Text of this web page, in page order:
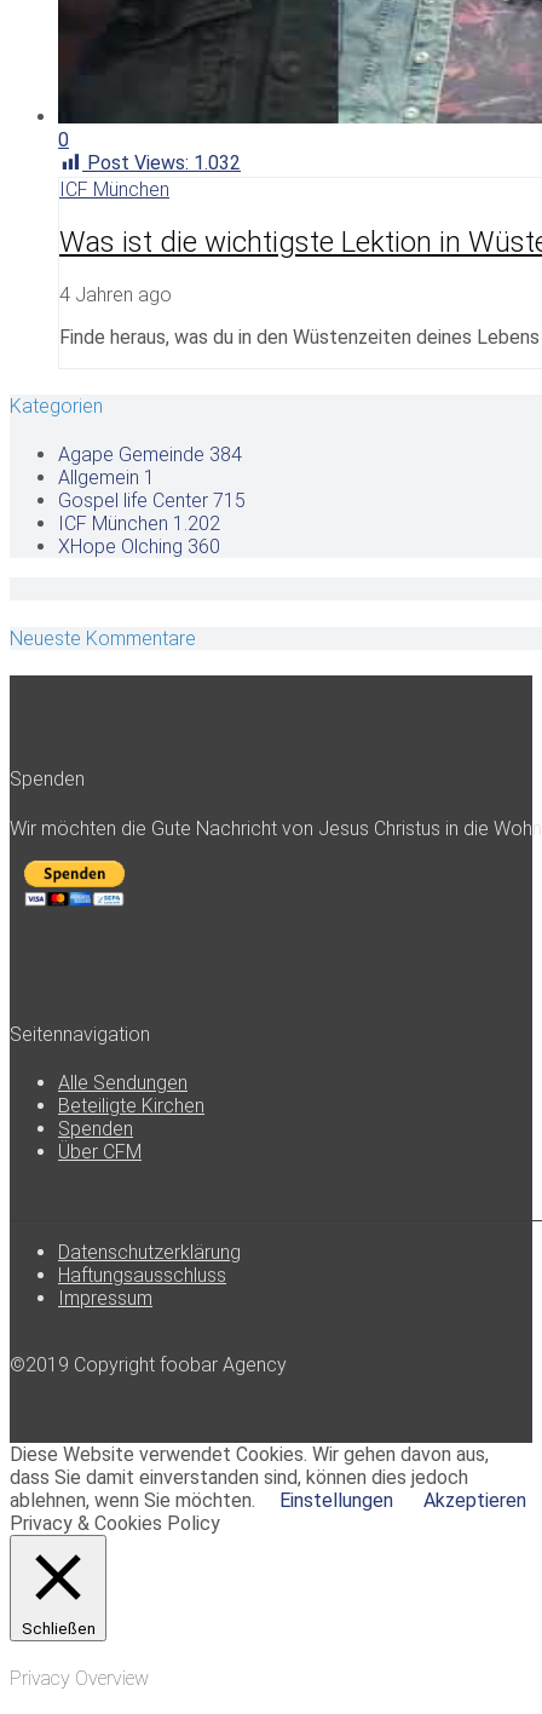
0
Post Views: 1.032
ICF München
Was ist die wichtigste Lektion in
4 Jahren ago
Finde heraus, was du in den Wüstenzeiten deines
Kategorien
Agape Gemeinde 384
Allgemein 1
Gospel life Center 715
ICF München 1.202
XHope Olching 360
Neueste Kommentare
Spenden
Wir möchten die Gute Nachricht von Jesus Christus in die
Seitennavigation
Alle Sendungen
Beteiligte Kirchen
Spenden
Über CFM
Datenschutzerklärung
Haftungsausschluss
Impressum
©2019 Copyright foobar Agency
Diese Website verwendet Cookies. Wir gehen davon aus,
dass Sie damit einverstanden sind, können dies jedoch
ablehnen, wenn Sie möchten.
Einstellungen
Akzeptieren
Privacy & Cookies Policy
Schließen
Privacy Overview